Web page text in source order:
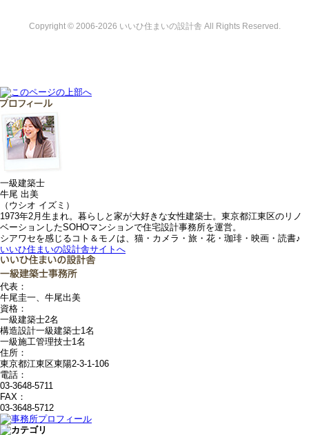
Copyright © 2006-2026 いいひ住まいの設計舎 All Rights Reserved.
一級建築士
牛尾 出美
（ウシオ イズミ）
1973年2月生まれ。暮らしと家が大好きな女性建築士。東京都江東区のリノ
ベーションしたSOHOマンションで住宅設計事務所を運営。
シアワセを感じるコト＆モノは、猫・カメラ・旅・花・珈琲・映画・読書♪
いいひ住まいの設計舎サイトへ
代表：
牛尾圭一、牛尾出美
資格：
一級建築士2名
構造設計一級建築士1名
一級施工管理技士1名
住所：
東京都江東区東陽2-3-1-106
電話：
03-3648-5711
FAX：
03-3648-5712